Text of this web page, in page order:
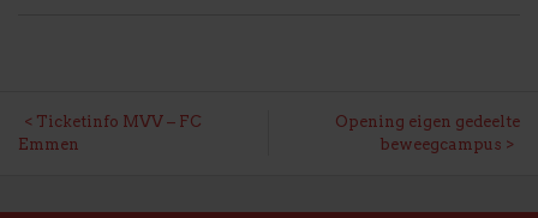
BERICHT
Ticketinfo MVV – FC
Emmen
Opening eigen gedeelte
beweegcampus